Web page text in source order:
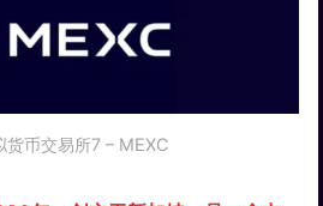
货币交易所7 – MEXC